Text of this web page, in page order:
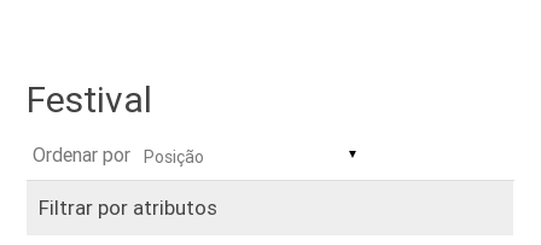
Festival
Ordenar por ▼
Filtrar por atributos